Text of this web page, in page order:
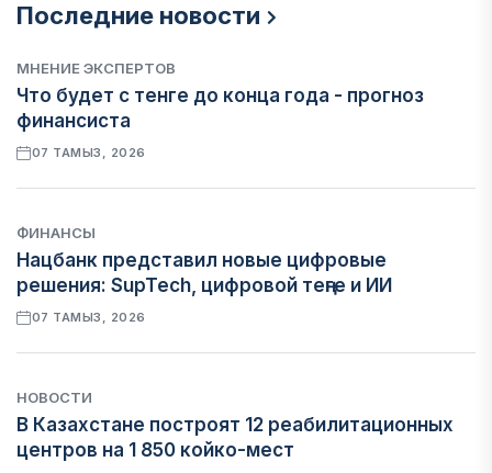
Последние новости
МНЕНИЕ ЭКСПЕРТОВ
Что будет с тенге до конца года - прогноз
финансиста
07 ТАМЫЗ, 2026
ФИНАНСЫ
Нацбанк представил новые цифровые
решения: SupTech, цифровой теңге и ИИ
07 ТАМЫЗ, 2026
НОВОСТИ
В Казахстане построят 12 реабилитационных
центров на 1 850 койко-мест